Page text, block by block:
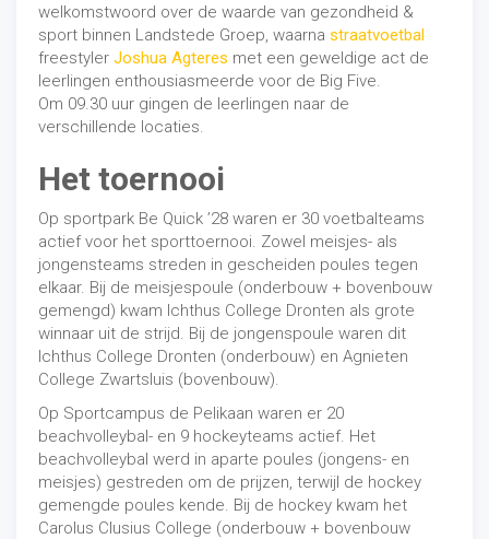
welkomstwoord over de waarde van gezondheid &
sport binnen Landstede Groep, waarna straatvoetbal
freestyler Joshua Agteres met een geweldige act de
leerlingen enthousiasmeerde voor de Big Five.
Om 09.30 uur gingen de leerlingen naar de
verschillende locaties.
Het toernooi
Op sportpark Be Quick ’28 waren er 30 voetbalteams
actief voor het sporttoernooi. Zowel meisjes- als
jongensteams streden in gescheiden poules tegen
elkaar. Bij de meisjespoule (onderbouw + bovenbouw
gemengd) kwam Ichthus College Dronten als grote
winnaar uit de strijd. Bij de jongenspoule waren dit
Ichthus College Dronten (onderbouw) en Agnieten
College Zwartsluis (bovenbouw).
Op Sportcampus de Pelikaan waren er 20
beachvolleybal- en 9 hockeyteams actief. Het
beachvolleybal werd in aparte poules (jongens- en
meisjes) gestreden om de prijzen, terwijl de hockey
gemengde poules kende. Bij de hockey kwam het
Carolus Clusius College (onderbouw + bovenbouw